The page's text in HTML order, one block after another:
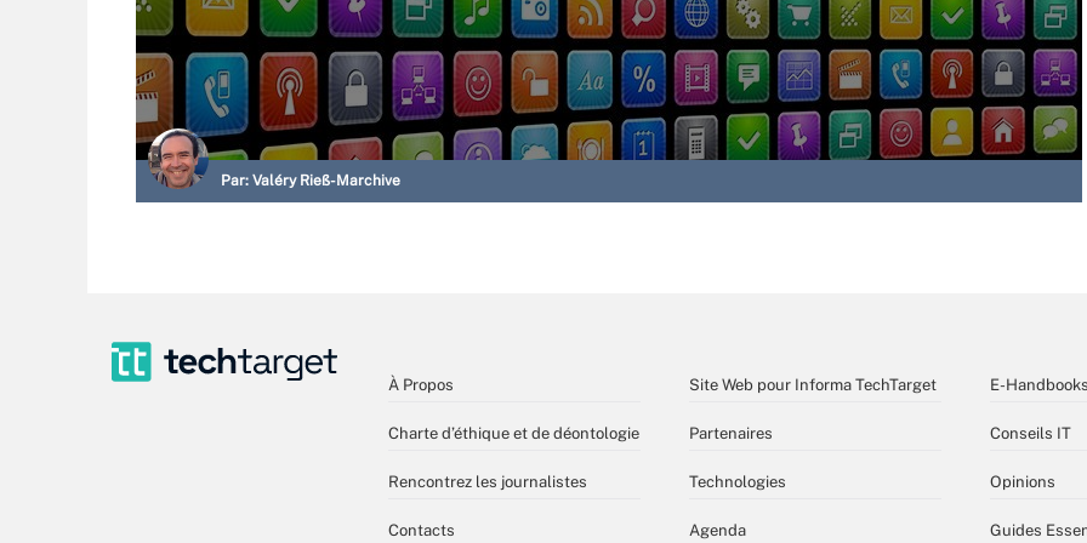
Par: Valéry Rieß-Marchive
À Propos
Charte d’éthique et de déontologie
Rencontrez les journalistes
Contacts
Site Web pour Informa TechTarget
Partenaires
Technologies
Agenda
E-Handbooks
Conseils IT
Opinions
Guides